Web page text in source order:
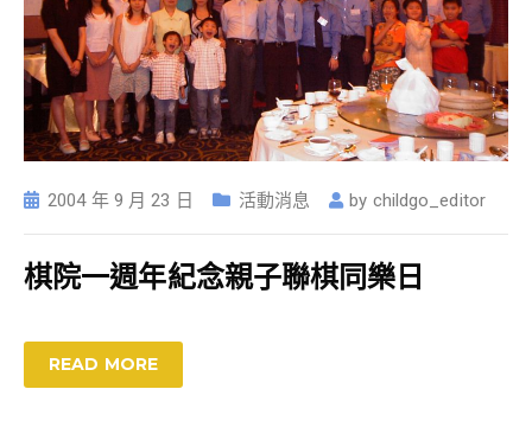
2004 年 9 月 23 日 活動消息 by childgo_editor
棋院一週年紀念親子聯棋同樂日
READ MORE